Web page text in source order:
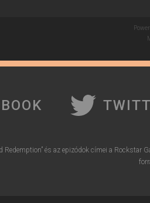
Redemption” és az epizódok címei a